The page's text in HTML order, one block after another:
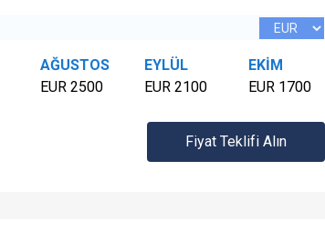
AĞUSTOS
EUR 2500
EYLÜL
EUR 2100
EKİM
EUR 1700
Fiyat Teklifi Alın